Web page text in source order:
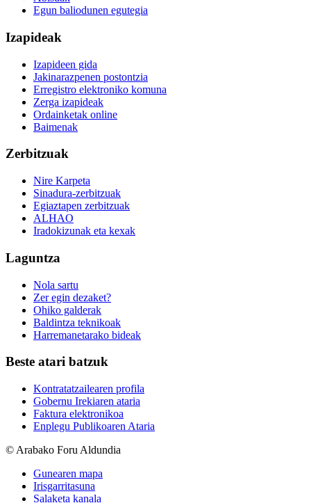
Egun baliodunen egutegia
Izapideak
Izapideen gida
Jakinarazpenen postontzia
Erregistro elektroniko komuna
Zerga izapideak
Ordainketak online
Baimenak
Zerbitzuak
Nire Karpeta
Sinadura-zerbitzuak
Egiaztapen zerbitzuak
ALHAO
Iradokizunak eta kexak
Laguntza
Nola sartu
Zer egin dezaket?
Ohiko galderak
Baldintza teknikoak
Harremanetarako bideak
Beste atari batzuk
Kontratatzailearen profila
Gobernu Irekiaren ataria
Faktura elektronikoa
Enplegu Publikoaren Ataria
© Arabako Foru Aldundia
Gunearen mapa
Irisgarritasuna
Salaketa kanala